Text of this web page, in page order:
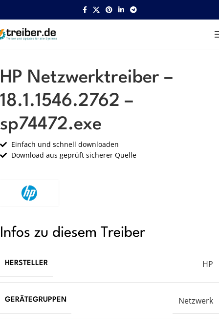
Startseite HP Netzwerk
HP Netzwerktreiber –
18.1.1546.2762 –
sp74472.exe
Einfach und schnell downloaden
Download aus geprüft sicherer Quelle
Infos zu diesem Treiber
HERSTELLER HP
GERÄTEGRUPPEN Netzwerk